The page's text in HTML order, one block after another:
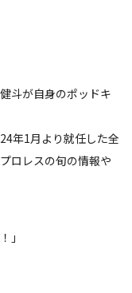
斗が自身のポッドキ
年1月より就任した全
ロレスの旬の情報や
」